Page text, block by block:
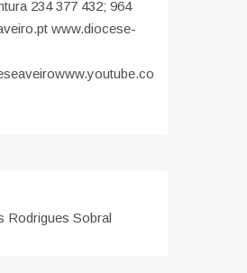
234 377 432; 964
www.diocese-
www.youtube.co
Rodrigues Sobral